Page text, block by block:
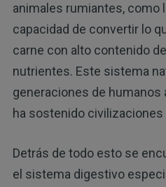
animales rumiantes, como
capacidad de convertir lo
carne con alto contenido
nutrientes. Este sistema
generaciones de humanos
ha sostenido civilizaciones
Detrás de todo esto se
el sistema digestivo